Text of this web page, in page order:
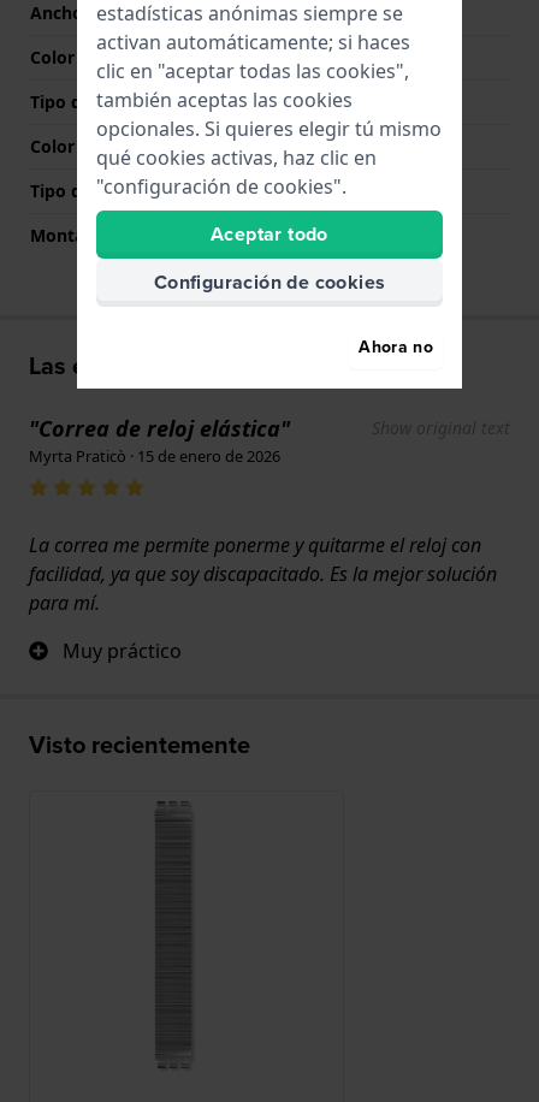
Ancho de las asas
19.7 mm
Color de correa
Plateado
Tipo de cierre
Ninguno
Color del cierre
N/A
Tipo de montaje
Pasadores de acero
Montaje Recto
No
Las experiencias de los usuarios
"Correa de reloj elástica" Show original text
Myrta Praticò · 15 de enero de 2026
La correa me permite ponerme y quitarme el reloj con
facilidad, ya que soy discapacitado. Es la mejor solución
para mí.
Muy práctico
Visto recientemente
estadísticas anónimas siempre se
activan automáticamente; si haces
clic en "aceptar todas las cookies",
también aceptas las cookies
opcionales. Si quieres elegir tú mismo
qué cookies activas, haz clic en
"configuración de cookies".
Aceptar todo
Configuración de cookies
Ahora no